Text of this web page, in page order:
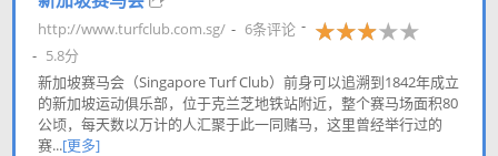
http://www.turfclub.com.sg/
6条评论
5.8分
新加坡赛马会（Singapore Turf Club）前身可以追溯到1842年成立
的新加坡运动俱乐部，位于克兰芝地铁站附近，整个赛马场面积80
公顷，每天数以万计的人汇聚于此一同赌马，这里曾经举行过的
赛...[更多]